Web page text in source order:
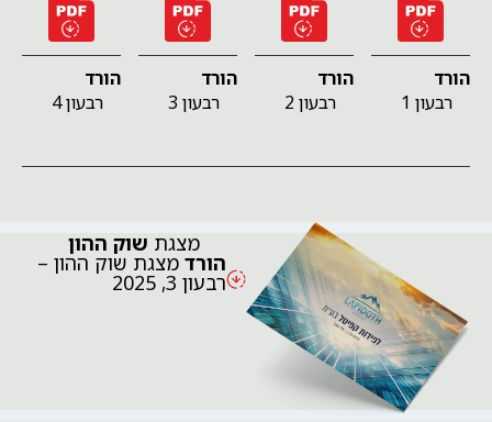
הורד
רבעון 1
הורד
רבעון 2
הורד
רבעון 3
הורד
רבעון 4
מצגת שוק ההון
הורד מצגת שוק ההון –
רבעון 3, 2025